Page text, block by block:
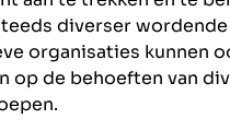
diverser
organisaties kunnen
op de behoeften van